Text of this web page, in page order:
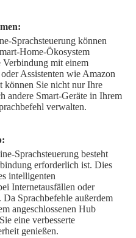
Sprachsteuerung können
Home-Ökosystem
mit einem
Assistenten wie Amazon
können Sie nicht nur Ihre
andere Smart-Geräte in Ihrem
verwalten.
Sprachsteuerung besteht
erforderlich ist. Dies
intelligenten
Internetausfällen oder
Sprachbefehle außerdem
angeschlossenen Hub
eine verbesserte
genießen.